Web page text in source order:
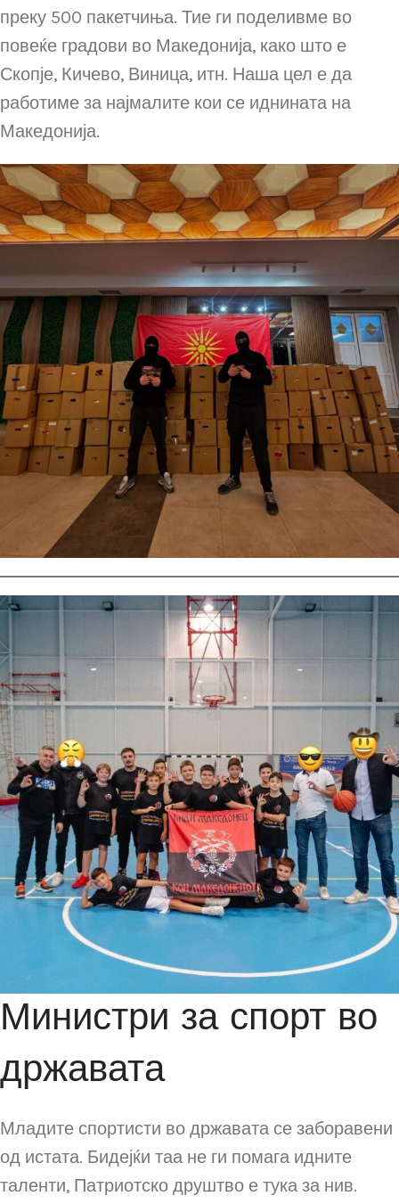
преку 500 пакетчиња. Тие ги поделивме во
повеќе градови во Македонија, како што е
Скопје, Кичево, Виница, итн. Наша цел е да
работиме за најмалите кои се иднината на
Македонија.
Министри за спорт во
државата
Младите спортисти во државата се заборавени
од истата. Бидејќи таа не ги помага идните
таленти, Патриотско друштво е тука за нив.